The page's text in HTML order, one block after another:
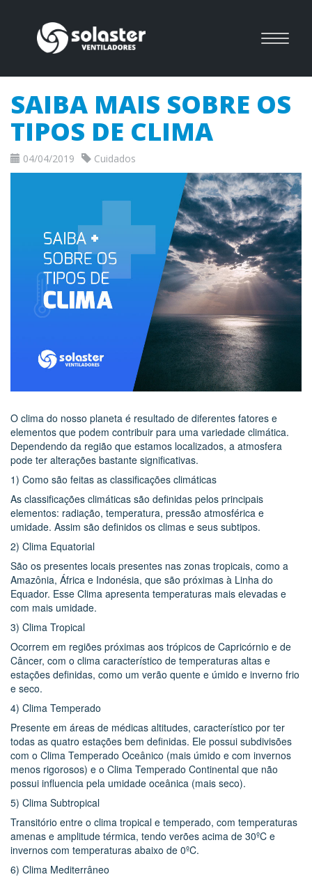
SAIBA MAIS SOBRE OS
TIPOS DE CLIMA
04/04/2019 Cuidados
O clima do nosso planeta é resultado de diferentes fatores e
elementos que podem contribuir para uma variedade climática.
Dependendo da região que estamos localizados, a atmosfera
pode ter alterações bastante significativas.
1) Como são feitas as classificações climáticas
As classificações climáticas são definidas pelos principais
elementos: radiação, temperatura, pressão atmosférica e
umidade. Assim são definidos os climas e seus subtipos.
2) Clima Equatorial
São os presentes locais presentes nas zonas tropicais, como a
Amazônia, África e Indonésia, que são próximas à Linha do
Equador. Esse Clima apresenta temperaturas mais elevadas e
com mais umidade.
3) Clima Tropical
Ocorrem em regiões próximas aos trópicos de Capricórnio e de
Câncer, com o clima característico de temperaturas altas e
estações definidas, como um verão quente e úmido e inverno frio
e seco.
4) Clima Temperado
Presente em áreas de médicas altitudes, característico por ter
todas as quatro estações bem definidas. Ele possui subdivisões
com o Clima Temperado Oceânico (mais úmido e com invernos
menos rigorosos) e o Clima Temperado Continental que não
possui influencia pela umidade oceânica (mais seco).
5) Clima Subtropical
Transitório entre o clima tropical e temperado, com temperaturas
amenas e amplitude térmica, tendo verões acima de 30ºC e
invernos com temperaturas abaixo de 0ºC.
6) Clima Mediterrâneo